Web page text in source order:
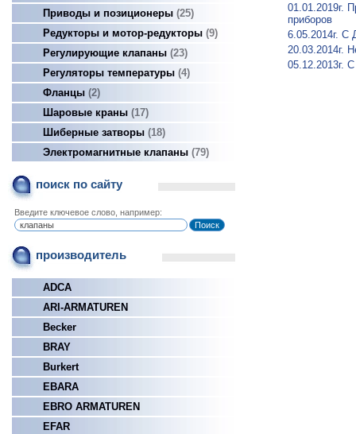
Приводы и позиционеры 25
Редукторы и мотор-редукторы 9
Регулирующие клапаны 23
Регуляторы температуры 4
Фланцы 2
Шаровые краны 17
Шиберные затворы 18
Электромагнитные клапаны 79
поиск по сайту
Введите ключевое слово, например:
производитель
ADCA
ARI-ARMATUREN
Becker
BRAY
Burkert
EBARA
EBRO ARMATUREN
EFAR
01.01.2019г.
приборов
6.05.2014г.
20.03.2014г.
05.12.2013г.